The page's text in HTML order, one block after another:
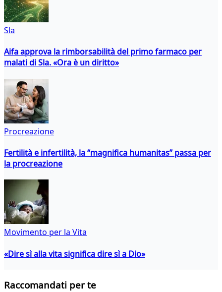
Sla
Aifa approva la rimborsabilità del primo farmaco per
malati di Sla. «Ora è un diritto»
Procreazione
Fertilità e infertilità, la “magnifica humanitas” passa per
la procreazione
Movimento per la Vita
«Dire sì alla vita significa dire sì a Dio»
Raccomandati per te